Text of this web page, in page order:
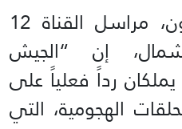
بدوره، قال غاي فارون، مراسل القناة 12
إن “الجيش
رداً فعلياً على
الهجومية، التي